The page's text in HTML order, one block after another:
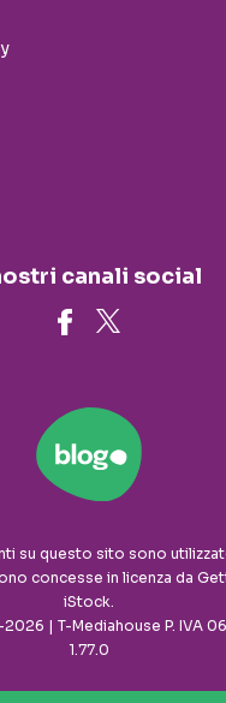
canali social
su questo sito sono
concesse in licenza da
iStock.
| T-Mediahouse P. IVA
1.77.0